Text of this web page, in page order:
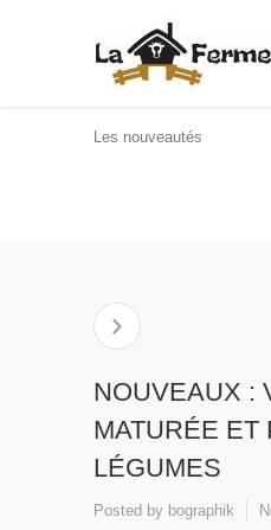
Les nouveautés
NOUVEAUX :
MATURÉE ET
LÉGUMES
Posted by bographik